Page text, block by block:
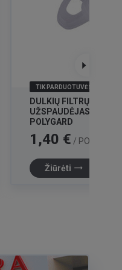
TIK PARDUOTUVĖSE
DULKIŲ FILTRŲ
UŽSPAUDĖJAS OS-510
POLYGARD
Kaina
1,40 € / PORA
Žiūrėti trending_flat